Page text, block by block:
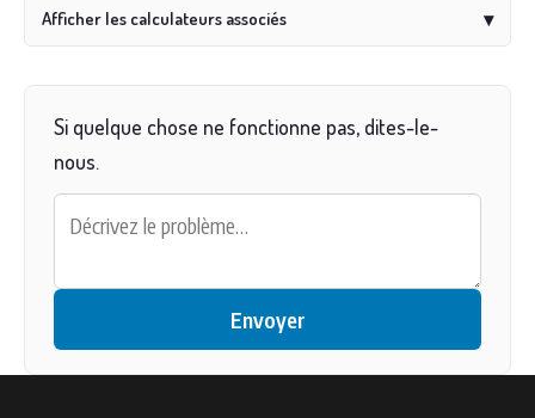
Afficher les calculateurs associés ▾
Si quelque chose ne fonctionne pas, dites-le-
nous.
Envoyer